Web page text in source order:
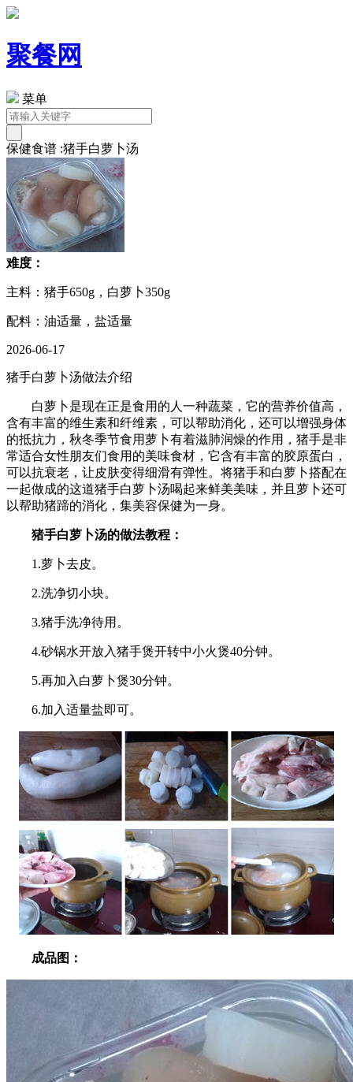
聚餐网
菜单
保健食谱 :猪手白萝卜汤
难度：
主料：猪手650g，白萝卜350g
配料：油适量，盐适量
2026-06-17
猪手白萝卜汤做法介绍
白萝卜是现在正是食用的人一种蔬菜，它的营养价值高，
含有丰富的维生素和纤维素，可以帮助消化，还可以增强身体
的抵抗力，秋冬季节食用萝卜有着滋肺润燥的作用，猪手是非
常适合女性朋友们食用的美味食材，它含有丰富的胶原蛋白，
可以抗衰老，让皮肤变得细滑有弹性。将猪手和白萝卜搭配在
一起做成的这道猪手白萝卜汤喝起来鲜美美味，并且萝卜还可
以帮助猪蹄的消化，集美容保健为一身。
猪手白萝卜汤的做法教程：
1.萝卜去皮。
2.洗净切小块。
3.猪手洗净待用。
4.砂锅水开放入猪手煲开转中小火煲40分钟。
5.再加入白萝卜煲30分钟。
6.加入适量盐即可。
成品图：